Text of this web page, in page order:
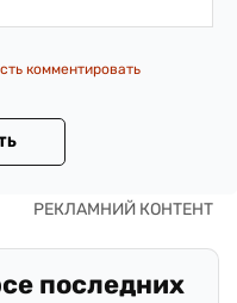
комментировать
последних